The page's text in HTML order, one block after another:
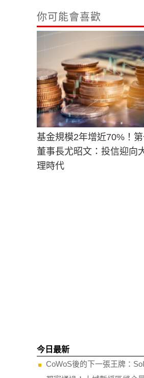
你可能會喜歡
基金規模2年增近70%！
董事長尤昭文：投信迎向
理時代
今日最新
CoWoS後的下一張王牌：